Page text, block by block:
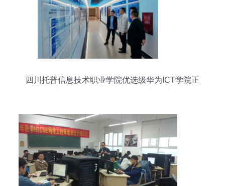
四川托普信息技术职业学院优选级华为ICT学院正